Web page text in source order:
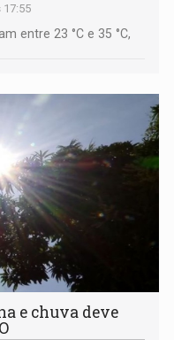
17:55
entre 23 °C e 35 °C,
e chuva deve